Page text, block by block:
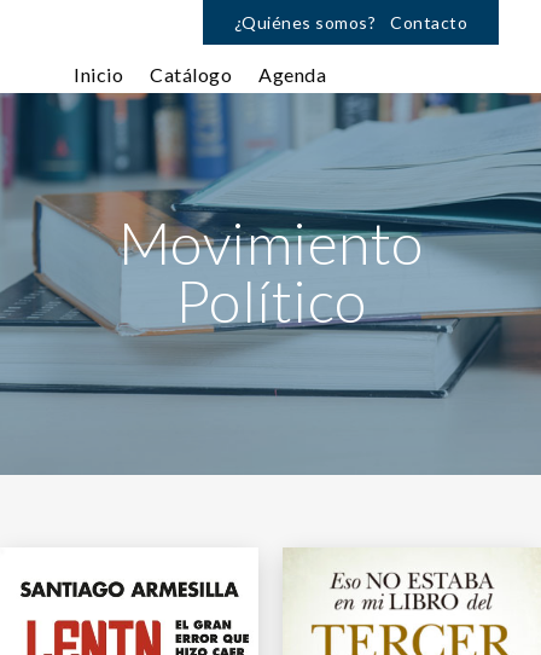
¿Quiénes somos? Contacto
Inicio Catálogo Agenda
Movimiento
Político